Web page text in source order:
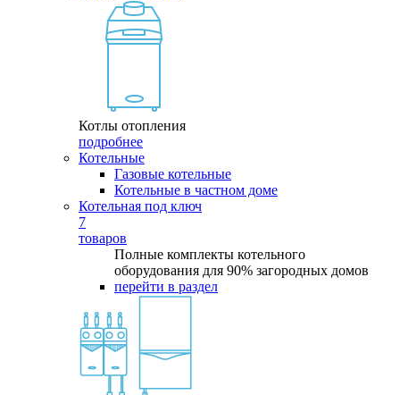
Котлы отопления
подробнее
Котельные
Газовые котельные
Котельные в частном доме
Котельная под ключ
7
товаров
Полные комплекты котельного
оборудования для 90% загородных домов
перейти в раздел